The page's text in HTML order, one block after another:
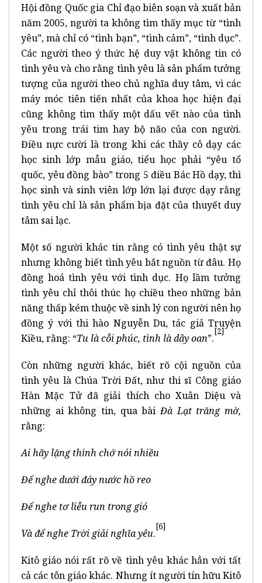
Hội đồng Quốc gia Chỉ đạo biên soạn và xuất bản
năm 2005, người ta không tìm thấy mục từ “tình
yêu”, mà chỉ có “tình bạn”, “tình cảm”, “tình dục”.
Các người theo ý thức hệ duy vật không tin có
tình yêu và cho rằng tình yêu là sản phẩm tưởng
tượng của người theo chủ nghĩa duy tâm, vì các
máy móc tiên tiến nhất của khoa học hiện đại
cũng không tìm thấy một dấu vết nào của tình
yêu trong trái tim hay bộ não của con người.
Điều nực cười là trong khi các thầy cô dạy các
học sinh lớp mẫu giáo, tiểu học phải “yêu tổ
quốc, yêu đồng bào” trong 5 điều Bác Hồ dạy, thì
học sinh và sinh viên lớp lớn lại được dạy rằng
tình yêu chỉ là sản phẩm bịa đặt của thuyết duy
tâm sai lạc.
Một số người khác tin rằng có tình yêu thật sự
nhưng không biết tình yêu bắt nguồn từ đâu. Họ
đồng hoá tình yêu với tình dục. Họ lầm tưởng
tình yêu chỉ thôi thúc họ chiều theo những bản
năng thấp kém thuộc về sinh lý con người nên họ
đồng ý với thi hào Nguyễn Du, tác giả Truyện
Kiều, rằng: “Tu là cỗi phúc, tình là dây oan”.
[2]
Còn những người khác, biết rõ cội nguồn của
tình yêu là Chúa Trời Đất, như thi sĩ Công giáo
Hàn Mặc Tử đã giải thích cho Xuân Diệu và
những ai không tin, qua bàiĐà Lạt trăng mờ,
rằng:
Ai hãy lặng thinh chớ nói nhiều
Để nghe dưới đáy nước hồ reo
Để nghe tơ liễu run trong gió
Và để nghe Trời giải nghĩa yêu.
[6]
Kitô giáo nói rất rõ về tình yêu khác hẳn với tất
cả các tôn giáo khác. Nhưng ít người tín hữu Kitô